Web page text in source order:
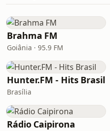
Brahma FM
Goiânia · 95.9 FM
Hunter.FM - Hits Brasil
Brasília
Rádio Caipirona